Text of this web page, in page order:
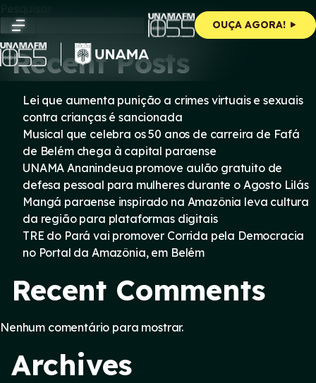
content
OUÇA AGORA!
Pesquisar
Pesquisar
Recent Posts
Lei que aumenta punição a crimes virtuais e sexuais
contra crianças é sancionada
Musical que celebra os 50 anos de carreira de Fafá
de Belém chega à capital paraense
UNAMA Ananindeua promove aulão gratuito de
defesa pessoal para mulheres durante o Agosto Lilás
Mangá paraense inspirado na Amazônia leva cultura
da região para plataformas digitais
TRE do Pará vai promover Corrida pela Democracia
no Portal da Amazônia, em Belém
Recent Comments
Nenhum comentário para mostrar.
Archives